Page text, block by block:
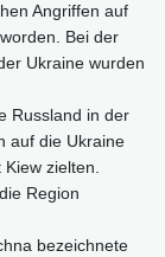
Angriffen auf
Bei der
Ukraine wurden
Russland in der
auf die Ukraine
zielten.
Region
bezeichnete